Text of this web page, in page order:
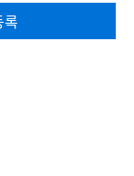
록